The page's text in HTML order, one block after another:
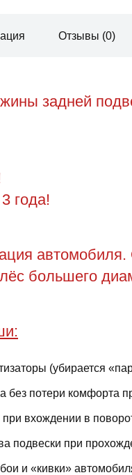
Отзывы (0)
задней
года!
большего
(убирается
без потери комфорта
вхождении в
подвески при
и «кивки»